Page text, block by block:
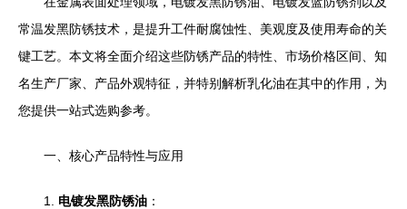
常温发黑防锈技术，是提升工件耐腐蚀性、美观度及使用寿命的关
键工艺。本文将全面介绍这些防锈产品的特性、市场价格区间、知
名生产厂家、产品外观特征，并特别解析乳化油在其中的作用，为
您提供一站式选购参考。
一、核心产品特性与应用
1. 电镀发黑防锈油 ：